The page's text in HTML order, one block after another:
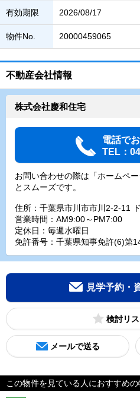
有効期限 2026/08/17
物件No. 20000459065
不動産会社情報
株式会社慶和住宅
電話で
TEL：
お問い合わせの際は「ホームペ
とスムーズです。
住所：千葉県市川市市川2-2-11
営業時間：AM9:00～PM7:00
定休日：毎週水曜日
免許番号：千葉県知事免許(6)第
見学予約・
検討リス
メールで送る
この物件を見ている人におすすめ